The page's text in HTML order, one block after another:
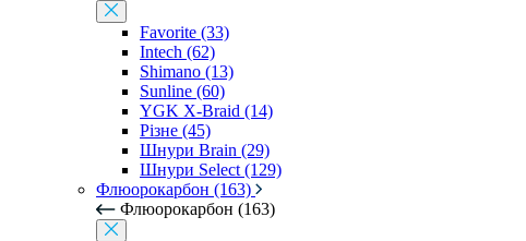
Favorite (33)
Intech (62)
Shimano (13)
Sunline (60)
YGK X-Braid (14)
Різне (45)
Шнури Brain (29)
Шнури Select (129)
Флюорокарбон (163)
Флюорокарбон (163)